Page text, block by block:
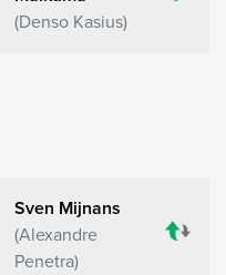
Denso Kasius
Sven Mijnans
Alexandre
Penetra